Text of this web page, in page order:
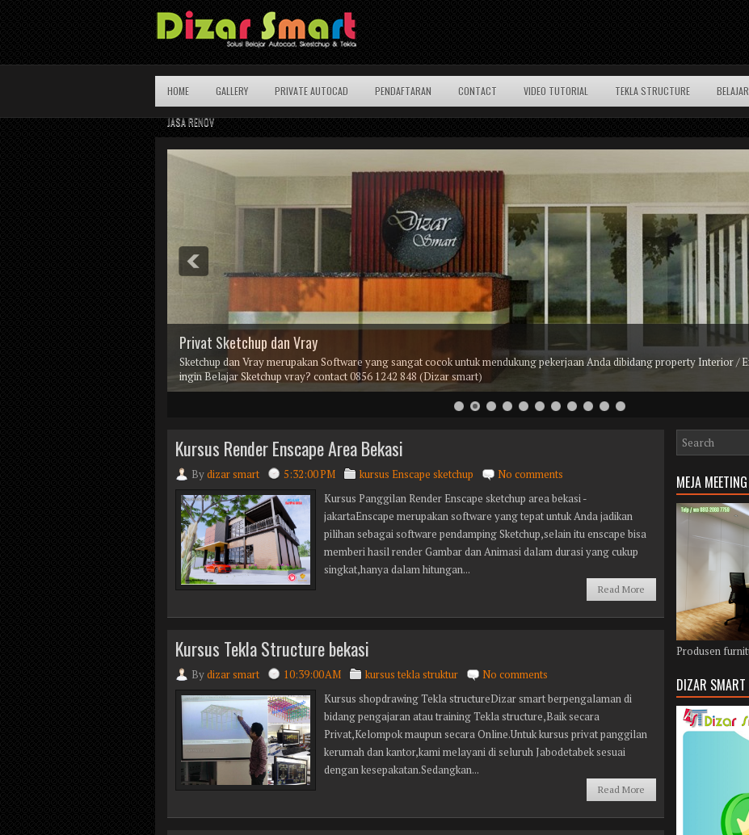
HOME GALLERY PRIVATE AUTOCAD PENDAFTARAN CONTACT VIDEO TUTORIAL TEKLA STRUCTURE
JASA RENOV
Privat Sketchup dan Vray
Sketchup dan Vray merupakan Software yang sangat cocok untuk mendukung pekerjaan Anda dibidang property Interior /
ingin Belajar Sketchup vray? contact 0856 1242 848 (Dizar smart)
Kursus Render Enscape Area Bekasi
Bydizar smart 5:32:00 PM kursus Enscape sketchup
No comments
Kursus Panggilan Render Enscape sketchup area bekasi -
jakartaEnscape merupakan software yang tepat untuk Anda jadikan
pilihan sebagai software pendamping Sketchup,selain itu enscape bisa
memberi hasil render Gambar dan Animasi dalam durasi yang cukup
singkat,hanya dalam hitungan...
Read More
Kursus Tekla Structure bekasi
Bydizar smart 10:39:00 AM kursus tekla struktur
No comments
Kursus shopdrawing Tekla structureDizar smart berpengalaman di
bidang pengajaran atau training Tekla structure,Baik secara
Privat,Kelompok maupun secara Online.Untuk kursus privat panggilan
kerumah dan kantor,kami melayani di seluruh Jabodetabek sesuai
dengan kesepakatan.Sedangkan...
Read More
MEJA
Produsen
DIZAR